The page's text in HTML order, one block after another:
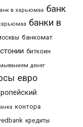
в харьюмаа банк
банки в
банкомат
биткоин
денег
евро
контора
кредиты